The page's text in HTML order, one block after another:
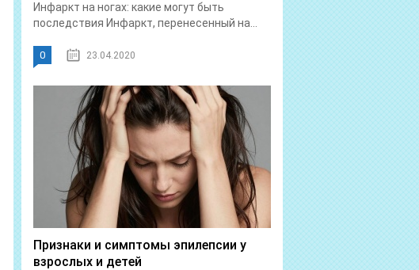
Инфаркт на ногах: какие могут быть
последствия Инфаркт, перенесенный на...
0 23.04.2020
Признаки и симптомы эпилепсии у
взрослых и детей